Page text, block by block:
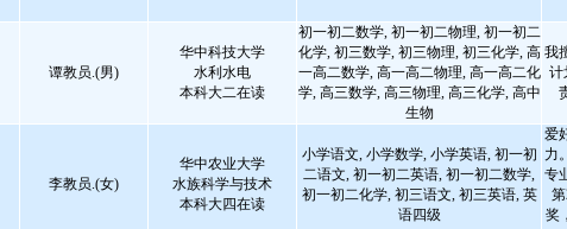
谭教员.(男)
华中科技大学
水利水电
本科大二在读
初一初二数学, 初一初二物理, 初一初二
化学, 初三数学, 初三物理, 初三化学, 高
一高二数学, 高一高二物理, 高一高二化
学, 高三数学, 高三物理, 高三化学, 高中
生物
我
计
李教员.(女)
华中农业大学
水族科学与技术
本科大四在读
小学语文, 小学数学, 小学英语, 初一初
二语文, 初一初二英语, 初一初二数学,
初一初二化学, 初三语文, 初三英语, 英
语四级
爱
力
专
奖